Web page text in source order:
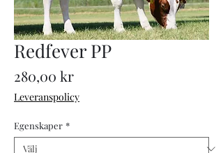
Redfever PP
280,00 krPris
Leveranspolicy
Egenskaper *